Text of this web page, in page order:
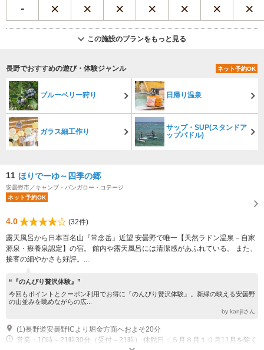
この施設のプランをもっと見る
長野でおすすめの遊び・体験ジャンル ネット予約OK
ブルーベリー狩り 日帰り温泉
ガラス細工作り
サップ・SUP(スタンドア
ップパドル)
11 ほりでーゆ～四季の郷
安曇野市／キャンプ・バンガロー・コテージ
ネット予約OK
4.0
(32件)
露天風呂から日本百名山『常念岳』近望 安曇野で唯一【天然ラドン温泉－自家
源泉・療養泉認定】の宿。 館内や露天風呂には清潔感があふれている。 また、
接客の細やかさも好評。...
“『のんびり贅沢体験』”
今回もポイントとクーポン利用でお得に『のんびり贅沢体験』。新緑の映える安曇野
の山並みを眺めながらの広...
by kanjiiさん
(1)長野道安曇野ICより堀金方面へおよそ20分
営業：10時～21時30分（受付～21時） 休館日：５月８月１０月11月を除く